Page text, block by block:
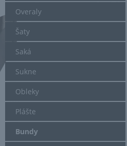
Overaly
Šaty
Saká
Sukne
Obleky
Plášte
Bundy